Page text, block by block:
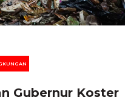
Gubernur Koster